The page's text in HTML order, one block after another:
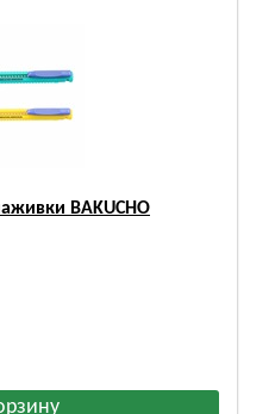
BAKUCHO